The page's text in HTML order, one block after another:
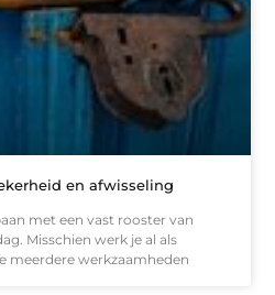
en afwisseling
met een vast rooster van
Misschien werk je al als
meerdere werkzaamheden